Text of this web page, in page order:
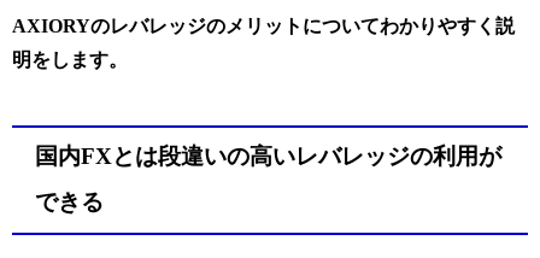
AXIORYのレバレッジのメリットについてわかりやすく説
明をします。
国内FXとは段違いの高いレバレッジの利用が
できる